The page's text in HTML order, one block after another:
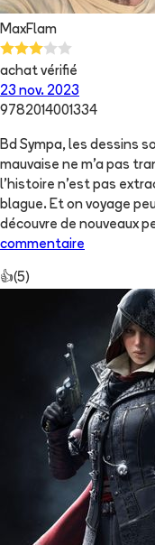
MaxFlam
achat vérifié
23 nov. 2023
9782014001334
Bd Sympa, les dessins
mauvaise ne m'a pas
l'histoire n'est pas
blague. Et on voyage
découvre de nouveaux
commentaire
👍(5)